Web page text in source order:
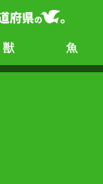
獣 魚